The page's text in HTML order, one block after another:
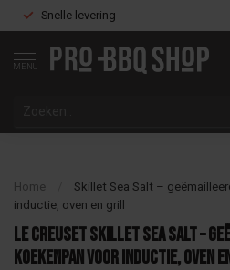
Snelle levering
MENU
Home
Skillet Sea Salt –
inductie, oven en grill
Le Creuset Skillet Sea Salt –
koekenpan voor inductie, oven